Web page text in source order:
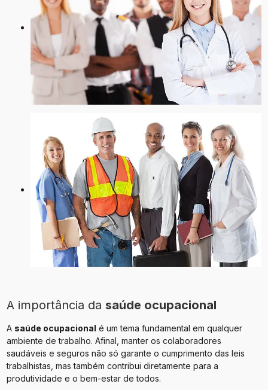
A importância da saúde ocupacional
A saúde ocupacional é um tema fundamental em qualquer
ambiente de trabalho. Afinal, manter os colaboradores
saudáveis e seguros não só garante o cumprimento das leis
trabalhistas, mas também contribui diretamente para a
produtividade e o bem-estar de todos.